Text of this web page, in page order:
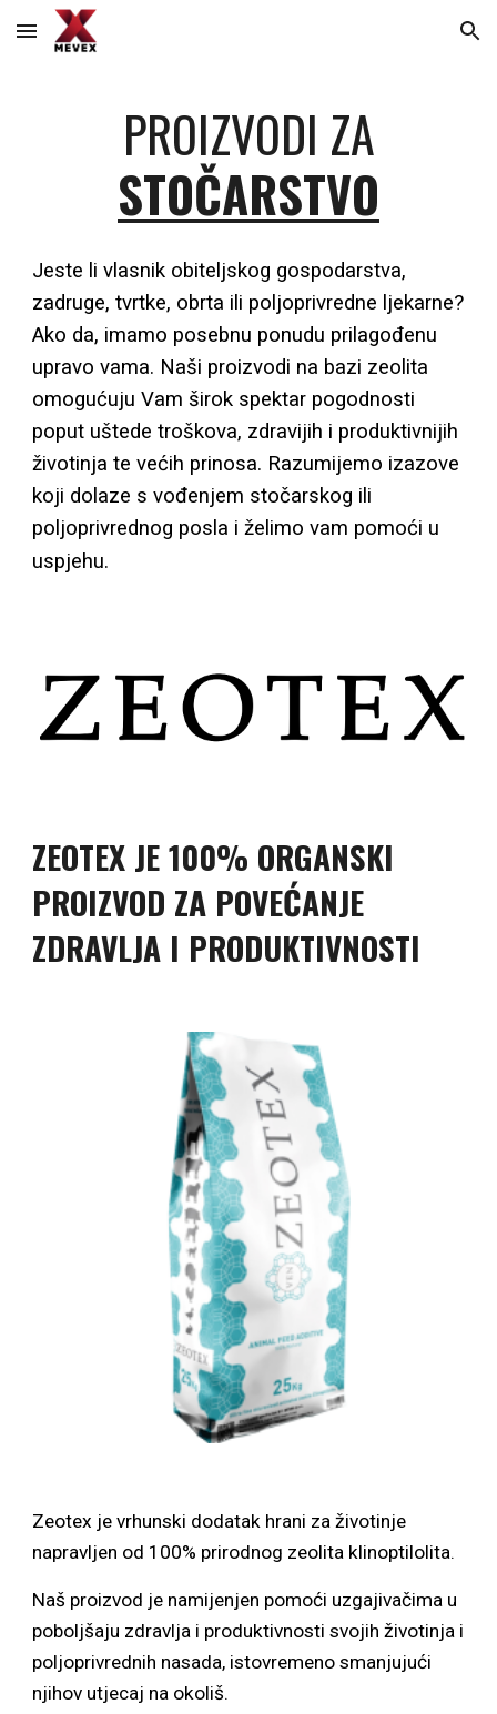
Skip to main content Skip to navigation
PROIZVODI ZA
STOČARSTVO
Jeste li vlasnik obiteljskog gospodarstva,
zadruge, tvrtke, obrta ili poljoprivredne ljekarne?
Ako da, imamo posebnu ponudu prilagođenu
upravo vama. Naši proizvodi na bazi zeolita
omogućuju Vam širok spektar pogodnosti
poput uštede troškova, zdravijih i produktivnijih
životinja te većih prinosa. Razumijemo izazove
koji dolaze s vođenjem stočarskog ili
poljoprivrednog posla i želimo vam pomoći u
uspjehu.
ZEOTEX JE 100% ORGANSKI
PROIZVOD ZA POVEĆANJE
ZDRAVLJA I PRODUKTIVNOSTI
Zeotex je vrhunski dodatak hrani za životinje
napravljen od 100% prirodnog zeolita klinoptilolita.
Naš proizvod je namijenjen pomoći uzgajivačima u
poboljšaju zdravlja i produktivnosti svojih životinja i
poljoprivrednih nasada, istovremeno smanjujući
njihov utjecaj na okoliš.